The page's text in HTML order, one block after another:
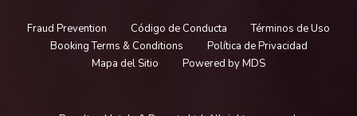
Fraud Prevention Código de Conducta
Términos de Uso
Booking Terms & Conditions
Política de Privacidad
Mapa del Sitio
Powered by MDS